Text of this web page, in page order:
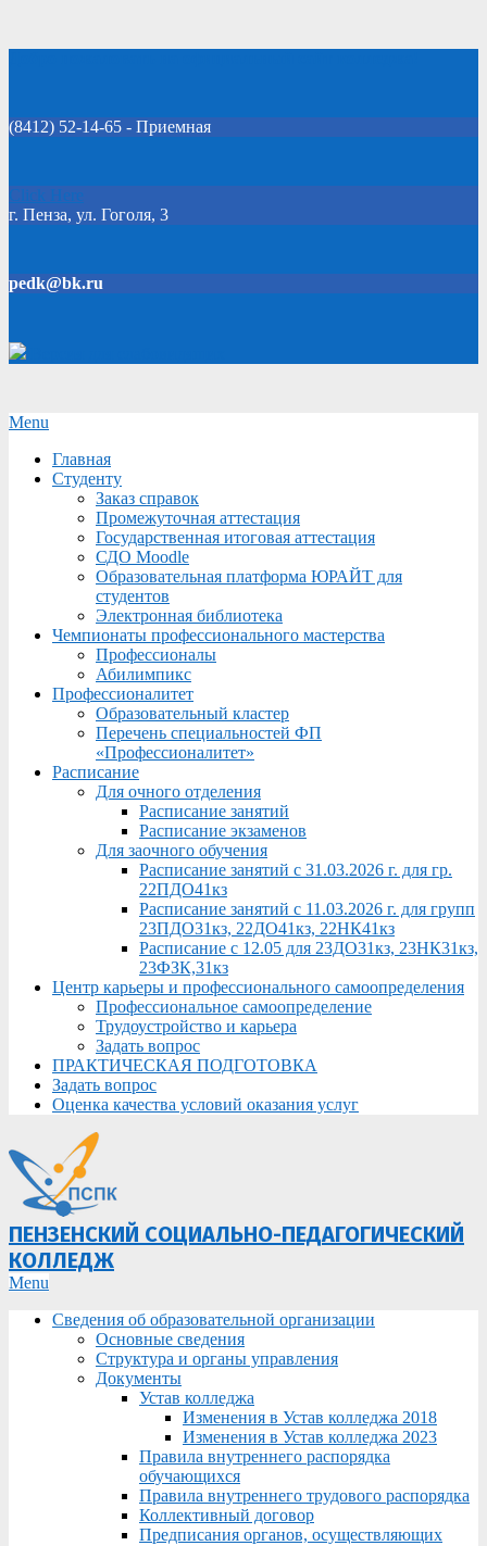
(8412) 52-14-65 - Приемная
Click Here
г. Пенза, ул. Гоголя, 3
pedk@bk.ru
Secondary
Menu
Menu
Главная
Студенту
Заказ справок
Промежуточная аттестация
Государственная итоговая аттестация
СДО Moodle
Образовательная платформа ЮРАЙТ для
студентов
Электронная библиотека
Чемпионаты профессионального мастерства
Профессионалы
Абилимпикс
Профессионалитет
Образовательный кластер
Перечень специальностей ФП
«Профессионалитет»
Расписание
Для очного отделения
Расписание занятий
Расписание экзаменов
Для заочного обучения
Расписание занятий с 31.03.2026 г. для гр.
22ПДО41кз
Расписание занятий с 11.03.2026 г. для групп
23ПДО31кз, 22ДО41кз, 22НК41кз
Расписание с 12.05 для 23ДО31кз, 23НК31кз,
23ФЗК,31кз
Центр карьеры и профессионального самоопределения
Профессиональное самоопределение
Трудоустройство и карьера
Задать вопрос
ПРАКТИЧЕСКАЯ ПОДГОТОВКА
Задать вопрос
Оценка качества условий оказания услуг
ПЕНЗЕНСКИЙ СОЦИАЛЬНО-ПЕДАГОГИЧЕСКИЙ
КОЛЛЕДЖ
Primary
Menu
Menu
Сведения об образовательной организации
Основные сведения
Структура и органы управления
Документы
Устав колледжа
Изменения в Устав колледжа 2018
Изменения в Устав колледжа 2023
Правила внутреннего распорядка
обучающихся
Правила внутреннего трудового распорядка
Коллективный договор
Предписания органов, осуществляющих